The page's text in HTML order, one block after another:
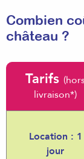
Combien
château ?
Tarifs
livraison*)
Location : 1
jour